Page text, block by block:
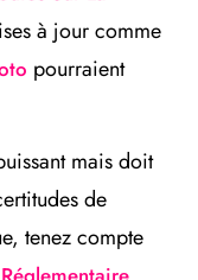
à jour comme
pourraient
mais doit
de
tenez compte